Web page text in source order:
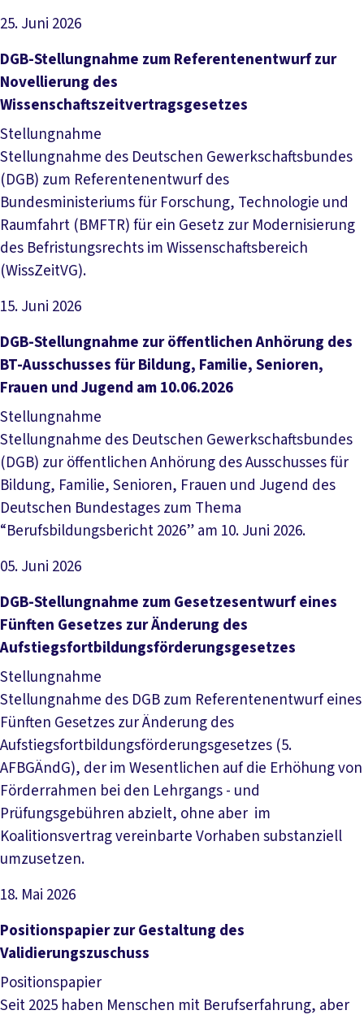
25. Juni 2026
Datei herunterladen
DGB-Stellungnahme zum Referentenentwurf zur
Novellierung des
Wissenschaftszeitvertragsgesetzes
Stellungnahme
Stellungnahme des Deutschen Gewerkschaftsbundes
(DGB) zum Referentenentwurf des
Bundesministeriums für Forschung, Technologie und
Raumfahrt (BMFTR) für ein Gesetz zur Modernisierung
des Befristungsrechts im Wissenschaftsbereich
(WissZeitVG).
15. Juni 2026
Datei herunterladen
DGB-Stellungnahme zur öffentlichen Anhörung des
BT-Ausschusses für Bildung, Familie, Senioren,
Frauen und Jugend am 10.06.2026
Stellungnahme
Stellungnahme des Deutschen Gewerkschaftsbundes
(DGB) zur öffentlichen Anhörung des Ausschusses für
Bildung, Familie, Senioren, Frauen und Jugend des
Deutschen Bundestages zum Thema
“Berufsbildungsbericht 2026” am 10. Juni 2026.
05. Juni 2026
Datei herunterladen
DGB-Stellungnahme zum Gesetzesentwurf eines
Fünften Gesetzes zur Änderung des
Aufstiegsfortbildungsförderungsgesetzes
Stellungnahme
Stellungnahme des DGB zum Referentenentwurf eines
Fünften Gesetzes zur Änderung des
Aufstiegsfortbildungsförderungsgesetzes (5.
AFBGÄndG), der im Wesentlichen auf die Erhöhung von
Förderrahmen bei den Lehrgangs - und
Prüfungsgebühren abzielt, ohne aber im
Koalitionsvertrag vereinbarte Vorhaben substanziell
umzusetzen.
18. Mai 2026
Datei herunterladen
Positionspapier zur Gestaltung des
Validierungszuschuss
Positionspapier
Seit 2025 haben Menschen mit Berufserfahrung, aber